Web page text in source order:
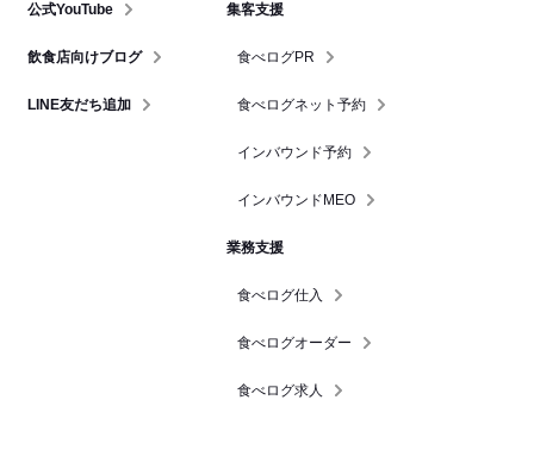
公式YouTube
飲食店向けブログ
LINE友だち追加
集客支援
食べログPR
食べログネット予約
インバウンド予約
インバウンドMEO
業務支援
食べログ仕入
食べログオーダー
食べログ求人